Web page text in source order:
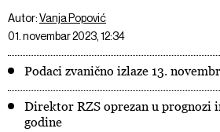
Autor:Vanja Popović
01. novembar 2023, 12:34
Podaci zvanično izlaze 13.
Direktor RZS oprezan u prognozi
godine